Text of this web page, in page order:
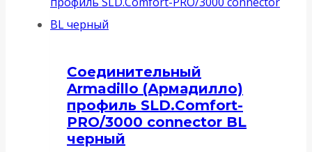
Соединительный
Armadillo (Армадилло)
профиль SLD.Comfort-
PRO/3000 connector BL
черный